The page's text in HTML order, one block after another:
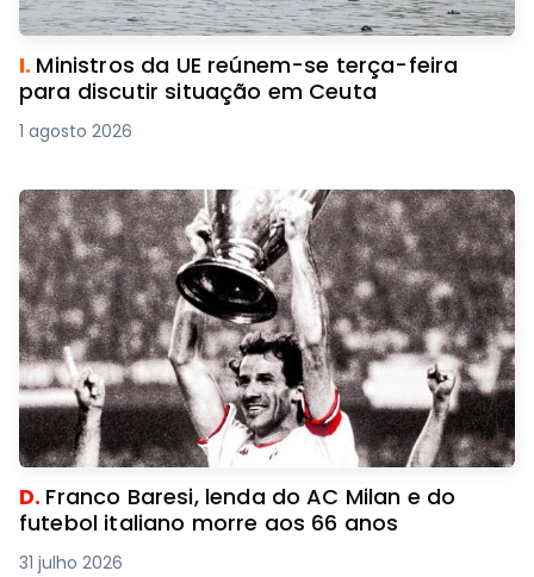
I. Ministros da UE reúnem-se terça-feira
para discutir situação em Ceuta
1 agosto 2026
D. Franco Baresi, lenda do AC Milan e do
futebol italiano morre aos 66 anos
31 julho 2026